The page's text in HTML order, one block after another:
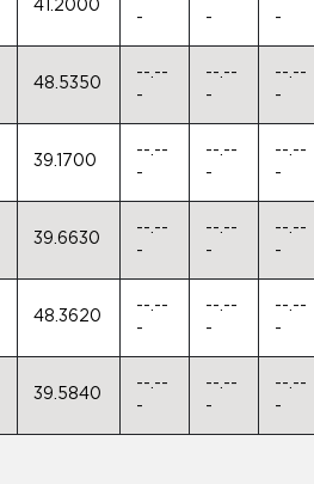
41.2000
-
-
-
48.5350
--.--
-
--.--
-
--.--
-
39.1700
--.--
-
--.--
-
--.--
-
39.6630
--.--
-
--.--
-
--.--
-
48.3620
--.--
-
--.--
-
--.--
-
39.5840
--.--
-
--.--
-
--.--
-